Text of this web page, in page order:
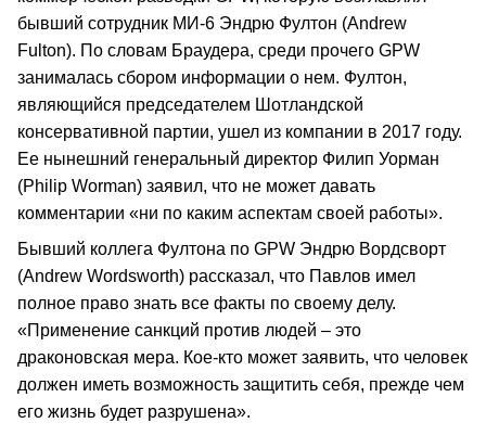
бывший сотрудник МИ-6 Эндрю Фултон (Andrew
Fulton). По словам Браудера, среди прочего GPW
занималась сбором информации о нем. Фултон,
являющийся председателем Шотландской
консервативной партии, ушел из компании в 2017 году.
Ее нынешний генеральный директор Филип Уорман
(Philip Worman) заявил, что не может давать
комментарии «ни по каким аспектам своей работы».
Бывший коллега Фултона по GPW Эндрю Вордсворт
(Andrew Wordsworth) рассказал, что Павлов имел
полное право знать все факты по своему делу.
«Применение санкций против людей – это
драконовская мера. Кое-кто может заявить, что человек
должен иметь возможность защитить себя, прежде чем
его жизнь будет разрушена».